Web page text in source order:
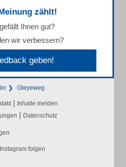
zählt!
Ihnen gut?
wir verbessern?
geben!
Gleyeweg
| Inhalte melden
| Datenschutz
folgen